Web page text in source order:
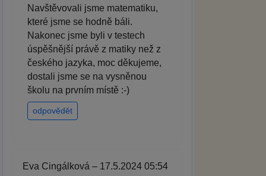
Navštěvovali jsme matematiku,
které jsme se hodně báli.
Nakonec jsme byli v testech
úspěšnější právě z matiky než z
českého jazyka, moc děkujeme,
dostali jsme se na vysněnou
školu na prvním místě :-)
odpovědět
Eva Cingálková – 17.5.2024 05:54